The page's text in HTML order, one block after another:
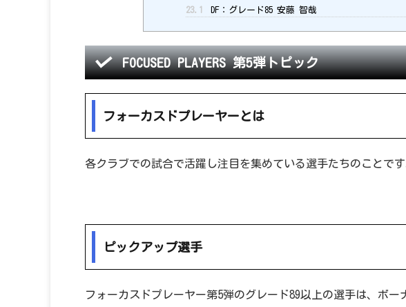
23.1 DF：グレード85 安藤 智哉
FOCUSED PLAYERS 第5弾トピック
フォーカスドプレーヤーとは
各クラブでの試合で活躍し注目を集めている選手たちのことです
ピックアップ選手
フォーカスドプレーヤー第5弾のグレード89以上の選手は、ボー